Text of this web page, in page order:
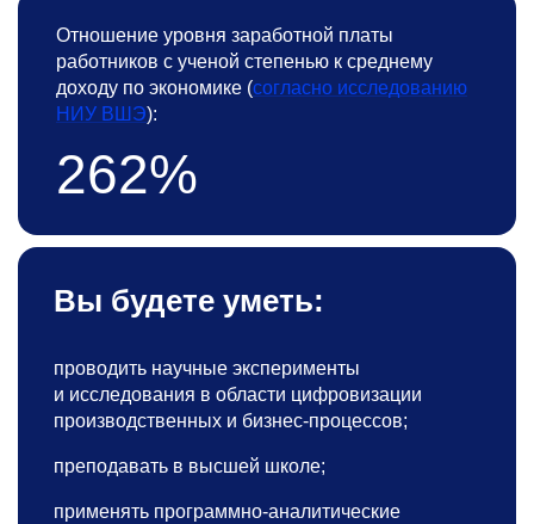
Отношение уровня заработной платы
работников с ученой степенью к среднему
доходу по экономике (согласно исследованию
НИУ ВШЭ):
262%
Вы будете уметь:
проводить научные эксперименты
и исследования в области цифровизации
производственных и бизнес-процессов;
преподавать в высшей школе;
применять программно-аналитические